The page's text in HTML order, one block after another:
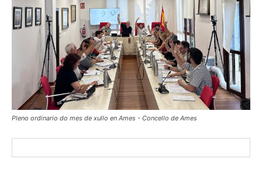
Pleno ordinario do mes de xullo en Ames - Concello de Ames